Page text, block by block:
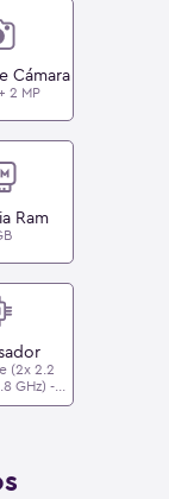
Cámara
2 MP
Ram
(2x 2.2
GHz) -